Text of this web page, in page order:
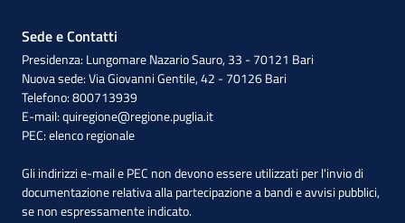
Sede e Contatti
Presidenza: Lungomare Nazario Sauro, 33 - 70121 Bari
Nuova sede: Via Giovanni Gentile, 42 - 70126 Bari
Telefono: 800713939
E-mail:quiregione@regione.puglia.it
PEC:elenco regionale
Gli indirizzi e-mail e PEC non devono essere utilizzati per l'invio di
documentazione relativa alla partecipazione a bandi e avvisi pubblici,
se non espressamente indicato.